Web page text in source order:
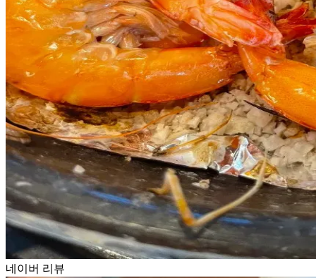
네이버 리뷰